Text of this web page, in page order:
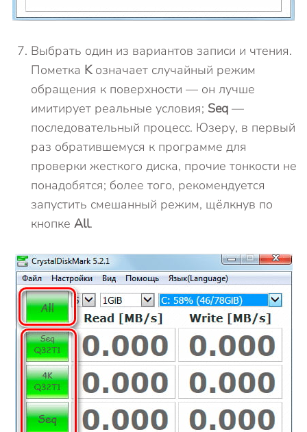
Выбрать один из вариантов записи и чтения.
Пометка Kозначает случайный режим
обращения к поверхности — он лучше
имитирует реальные условия; Seq —
последовательный процесс. Юзеру, в первый
раз обратившемуся к программе для
проверки жесткого диска, прочие тонкости не
понадобятся; более того, рекомендуется
запустить смешанный режим, щёлкнув по
кнопке All.